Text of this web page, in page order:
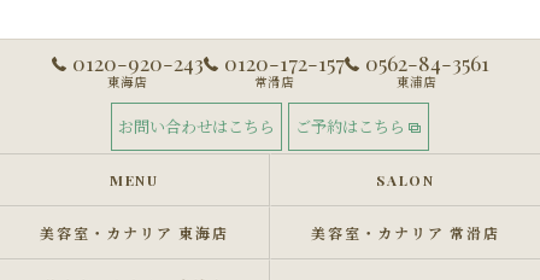
0120-920-243
東海店
0120-172-157
常滑店
0562-84-3561
東浦店
お問い合わせはこちら ご予約はこちら
MENU SALON
美容室・カナリア 東海店 美容室・カナリア 常滑店